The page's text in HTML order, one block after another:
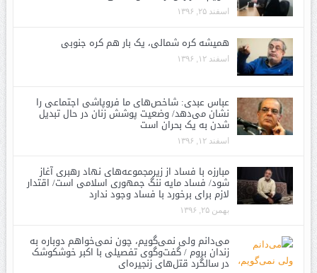
اسفند ۲۵, ۱۳۹۶
همیشه کره شمالی، یک بار هم کره جنوبی
اسفند ۱۲, ۱۳۹۶
عباس عبدی: شاخص‌های ما فروپاشی اجتماعی را
نشان می‌دهد/ وضعیت پوشش زنان در حال تبدیل
شدن به یک بحران است
اسفند ۱۲, ۱۳۹۶
مبارزه با فساد از زیرمجموعه‌های نهاد رهبری آغاز
شود/ فساد مایه ننگ جمهوری اسلامی است/ اقتدار
لازم برای برخورد با فساد وجود ندارد
بهمن ۲۵, ۱۳۹۶
می‌دانم ولی نمی‌گویم، چون نمی‌خواهم دوباره به
زندان بروم / گفت‌وگوی تفصیلی با اکبر خوشکوشک
در سالگرد قتل‌های زنجیره‌ای